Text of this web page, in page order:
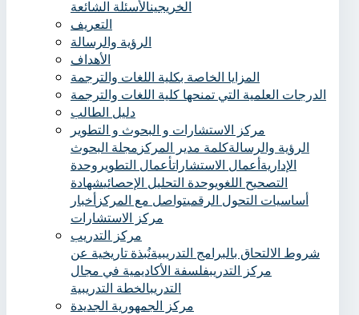
الخريجينالأسئلة الشائعة
التعريف
الرؤية والرسالة
الأهداف
المزايا الخاصة بكلية اللغات والترجمة
الدرجات العلمية التي تمنحها كلية اللغات والترجمة
دليل الطالب
مركز الاستشارات و البحوث و التطوير
الرؤية والرسالةكلمة مدير المركز مجلة البحوث
الإداريةأعمال الاستشاراتأعمال التطوير وحدة
التصحيح اللغويوحدة التحليل الإحصائيشهادة
أساسيات التحول الرقميتواصل مع المركزأخبار
مركز الاستشارات
مركز التدريب
شروط الالتحاق بالبرامج التدريبيةنُبذة تاريخية عن
مركز التدريبفلسفة الأكاديمية في مجال
التدريبالخطة التدريبية
مركز الجمهورية الجديدة